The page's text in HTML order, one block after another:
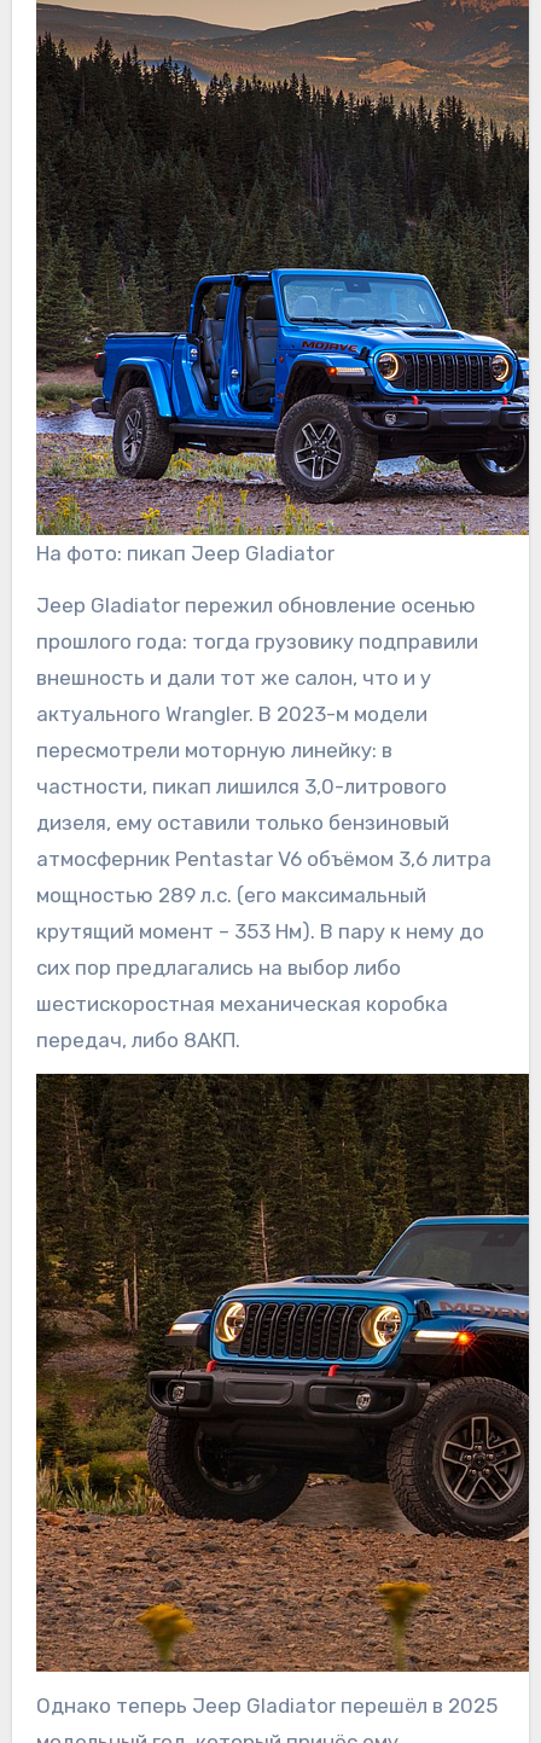
На фото: пикап Jeep Gladiator
Jeep Gladiator пережил обновление осенью
прошлого года: тогда грузовику подправили
внешность и дали тот же салон, что и у
актуального Wrangler. В 2023-м модели
пересмотрели моторную линейку: в
частности, пикап лишился 3,0-литрового
дизеля, ему оставили только бензиновый
атмосферник Pentastar V6 объёмом 3,6 литра
мощностью 289 л.с. (его максимальный
крутящий момент – 353 Нм). В пару к нему до
сих пор предлагались на выбор либо
шестискоростная механическая коробка
передач, либо 8АКП.
Однако теперь Jeep Gladiator перешёл в 2025